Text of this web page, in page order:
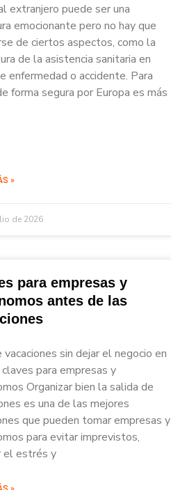
extranjero puede ser una
emocionante pero no hay que
de ciertos aspectos, como la
de la asistencia sanitaria en
enfermedad o accidente. Para
forma segura por Europa es más
»
de 2026
para empresas y
antes de las
vacaciones sin dejar el negocio en
claves para empresas y
Organizar bien la salida de
es una de las mejores
que pueden tomar empresas y
para evitar imprevistos,
el estrés y